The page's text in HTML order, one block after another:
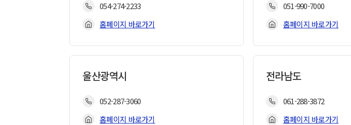
054-274-2233
홈페이지 바로가기
051-990-7000
홈페이지 바로가기
울산광역시
052-287-3060
홈페이지 바로가기
전라남도
061-288-3872
홈페이지 바로가기